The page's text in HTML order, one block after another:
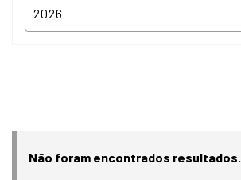
Não foram encontrados resultados.